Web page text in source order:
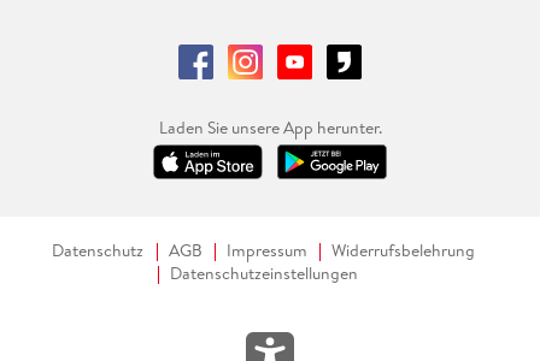
Laden Sie unsere App herunter.
Datenschutz AGB Impressum
Widerrufsbelehrung
Datenschutzeinstellungen